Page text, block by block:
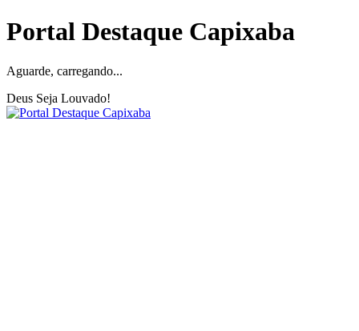
Portal Destaque Capixaba
Aguarde, carregando...
Deus Seja Louvado!